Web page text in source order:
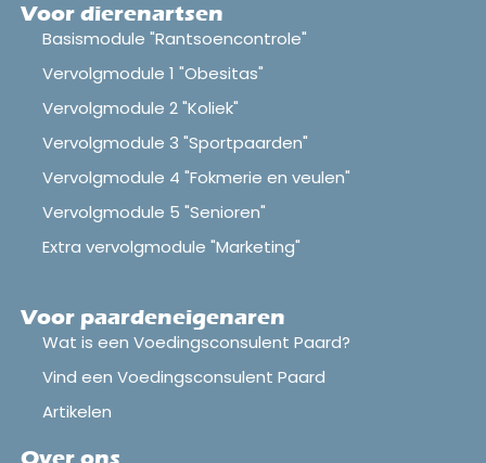
Voor dierenartsen
Basismodule "Rantsoencontrole"
Vervolgmodule 1 "Obesitas"
Vervolgmodule 2 "Koliek"
Vervolgmodule 3 "Sportpaarden"
Vervolgmodule 4 "Fokmerie en veulen"
Vervolgmodule 5 "Senioren"
Extra vervolgmodule "Marketing"
Voor paardeneigenaren
Wat is een Voedingsconsulent Paard?
Vind een Voedingsconsulent Paard
Artikelen